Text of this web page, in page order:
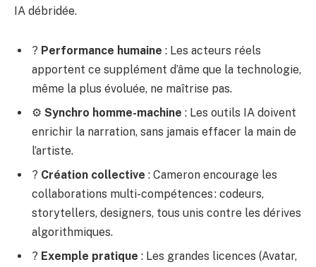
IA débridée.
? Performance humaine : Les acteurs réels
apportent ce supplément d’âme que la technologie,
même la plus évoluée, ne maîtrise pas.
⚙️ Synchro homme-machine : Les outils IA doivent
enrichir la narration, sans jamais effacer la main de
l’artiste.
? Création collective : Cameron encourage les
collaborations multi-compétences : codeurs,
storytellers, designers, tous unis contre les dérives
algorithmiques.
? Exemple pratique : Les grandes licences (Avatar,